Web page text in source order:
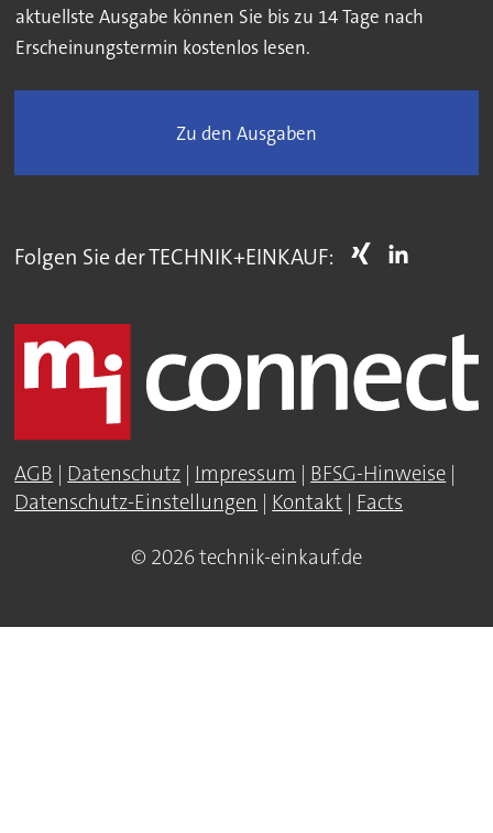
aktuellste Ausgabe können Sie bis zu 14 Tage nach
Erscheinungstermin kostenlos lesen.
Zu den Ausgaben
Folgen Sie der TECHNIK+EINKAUF:
AGB | Datenschutz | Impressum | BFSG-Hinweise |
Datenschutz-Einstellungen | Kontakt | Facts
© 2026 technik-einkauf.de